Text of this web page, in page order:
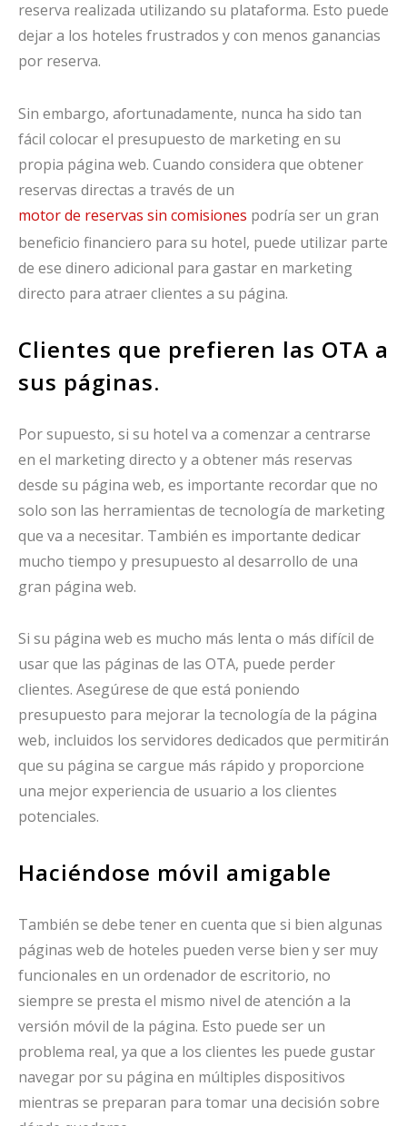
reserva realizada utilizando su plataforma. Esto puede
dejar a los hoteles frustrados y con menos ganancias
por reserva.
Sin embargo, afortunadamente, nunca ha sido tan
fácil colocar el presupuesto de marketing en su
propia página web. Cuando considera que obtener
reservas directas a través de un
motor de reservas sin comisiones podría ser un gran
beneficio financiero para su hotel, puede utilizar parte
de ese dinero adicional para gastar en marketing
directo para atraer clientes a su página.
Clientes que prefieren las OTA a
sus páginas.
Por supuesto, si su hotel va a comenzar a centrarse
en el marketing directo y a obtener más reservas
desde su página web, es importante recordar que no
solo son las herramientas de tecnología de marketing
que va a necesitar. También es importante dedicar
mucho tiempo y presupuesto al desarrollo de una
gran página web.
Si su página web es mucho más lenta o más difícil de
usar que las páginas de las OTA, puede perder
clientes. Asegúrese de que está poniendo
presupuesto para mejorar la tecnología de la página
web, incluidos los servidores dedicados que permitirán
que su página se cargue más rápido y proporcione
una mejor experiencia de usuario a los clientes
potenciales.
Haciéndose móvil amigable
También se debe tener en cuenta que si bien algunas
páginas web de hoteles pueden verse bien y ser muy
funcionales en un ordenador de escritorio, no
siempre se presta el mismo nivel de atención a la
versión móvil de la página. Esto puede ser un
problema real, ya que a los clientes les puede gustar
navegar por su página en múltiples dispositivos
mientras se preparan para tomar una decisión sobre